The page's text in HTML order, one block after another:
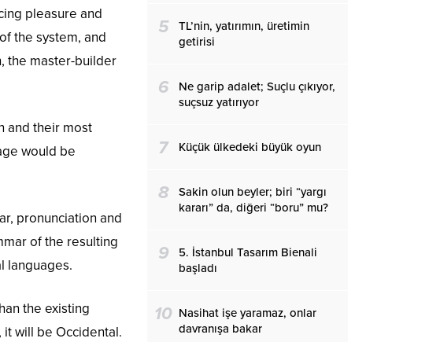
pleasure and
the system, and
the master-builder
and their most
would be
pronunciation and
of the resulting
languages.
the existing
it will be Occidental.
5
TL’nin, yatırımın, üretimin
getirisi
6
Ne garip adalet; Suçlu çıkıyor,
suçsuz yatırıyor
7 Küçük ülkedeki büyük oyun
8
Sakin olun beyler; biri “yargı
kararı” da, diğeri “boru” mu?
9
5. İstanbul Tasarım Bienali
başladı
10 Nasihat işe yaramaz, onlar
davranışa bakar